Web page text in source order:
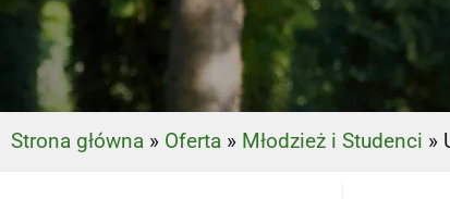
Strona główna » Oferta » Młodzież i Studenci »